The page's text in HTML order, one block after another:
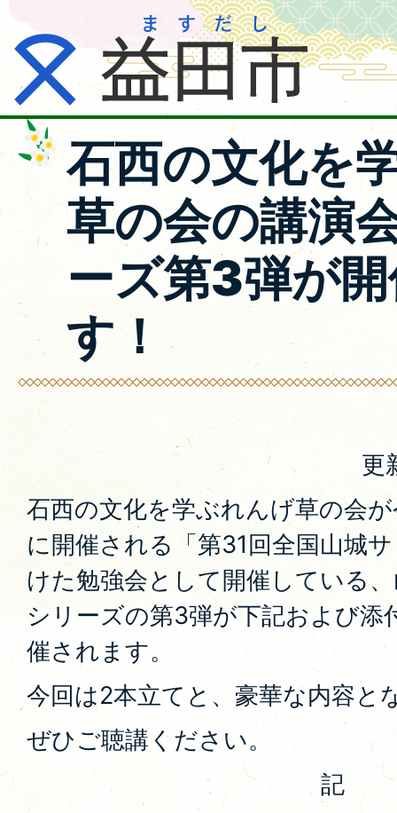
石西の文化を
草の会の講演
ーズ第3弾が
す！
更
石西の文化を学ぶれんげ草の会
に開催される「第31回全国山城
けた勉強会として開催している
シリーズの第3弾が下記および添
催されます。
今回は2本立てと、豪華な内容と
ぜひご聴講ください。
記